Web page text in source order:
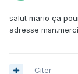
salut mario ça
adresse msn.merci
Citer